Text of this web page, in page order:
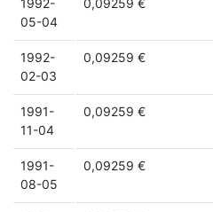
1992-
05-04
0,09259 €
1992-
02-03
0,09259 €
1991-
11-04
0,09259 €
1991-
08-05
0,09259 €